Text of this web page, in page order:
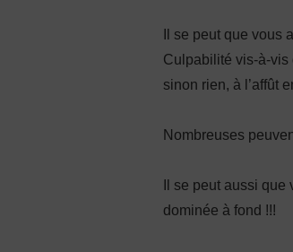
Il se peut que vous
Culpabilité vis-à-vis
sinon rien, à l’affût
Nombreuses
Il se peut aussi
dominée à fond !!!